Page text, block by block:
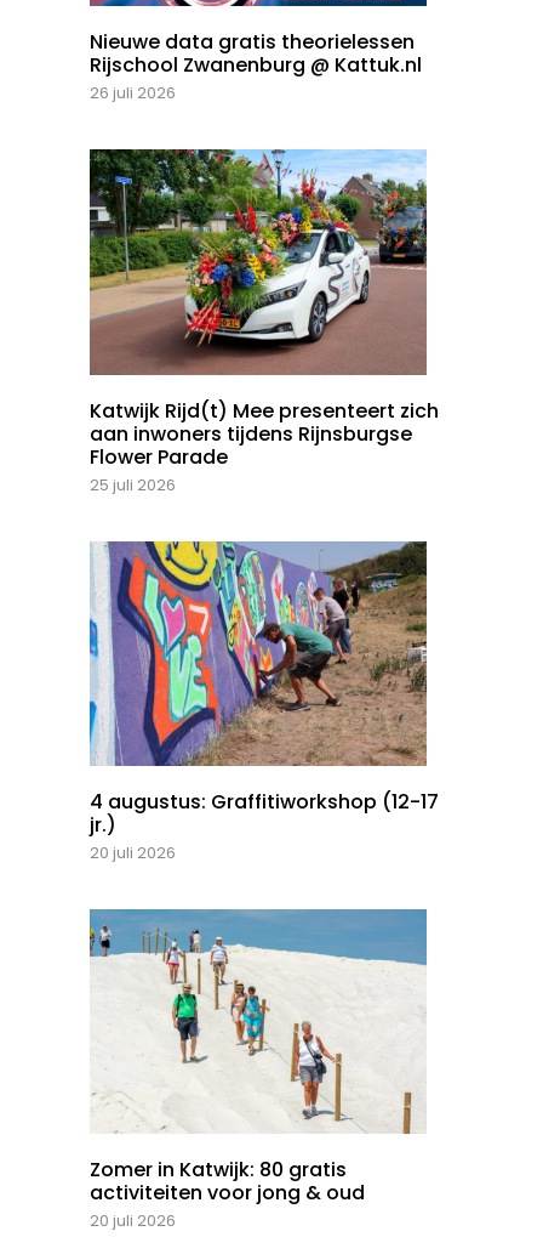
Nieuwe data gratis theorielessen
Rijschool Zwanenburg @ Kattuk.nl
26 juli 2026
Katwijk Rijd(t) Mee presenteert zich
aan inwoners tijdens Rijnsburgse
Flower Parade
25 juli 2026
4 augustus: Graffitiworkshop (12-17
jr.)
20 juli 2026
Zomer in Katwijk: 80 gratis
activiteiten voor jong & oud
20 juli 2026